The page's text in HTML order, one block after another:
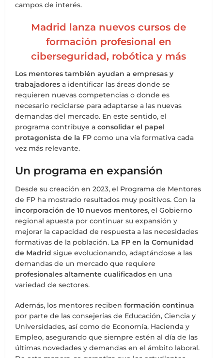
campos de interés.
Madrid lanza nuevos cursos de
formación profesional en
ciberseguridad, robótica y más
Los mentores también ayudan a empresas y
trabajadores a identificar las áreas donde se
requieren nuevas competencias o donde es
necesario reciclarse para adaptarse a las nuevas
demandas del mercado. En este sentido, el
programa contribuye aconsolidar el papel
protagonista de la FP como una vía formativa cada
vez más relevante.
Un programa en expansión
Desde su creación en 2023, el Programa de Mentores
de FP ha mostrado resultados muy positivos. Con la
incorporación de 10 nuevos mentores, el Gobierno
regional apuesta por continuar su expansión y
mejorar la capacidad de respuesta a las necesidades
formativas de la población. La FP en la Comunidad
de Madrid sigue evolucionando, adaptándose a las
demandas de un mercado que requiere
profesionales altamente cualificados en una
variedad de sectores.
Además, los mentores recibenformación continua
por parte de las consejerías de Educación, Ciencia y
Universidades, así como de Economía, Hacienda y
Empleo, asegurando que siempre estén al día de las
últimas novedades y demandas en el ámbito laboral.